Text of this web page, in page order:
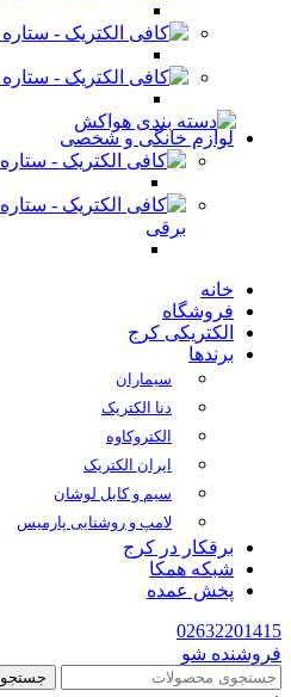
لوازم خانگی و شخصی
برقی
خانه
فروشگاه
الکتریکی کرج
برندها
سیماران
دنا الکتریک
الکتروکاوه
ایران الکتریک
سیم و کابل لوشان
لامپ و روشنایی پارمیس
برقکار در کرج
شبکه همکا
پخش عمده
02632201415
فروشنده شو
جستجو